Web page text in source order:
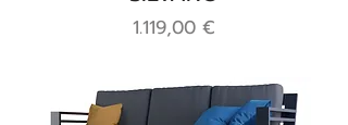
Preis
1.119,00 €